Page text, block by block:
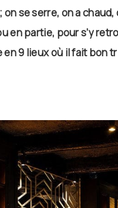
se serre, on a
en partie, pour s’y
9 lieux où il fait bon